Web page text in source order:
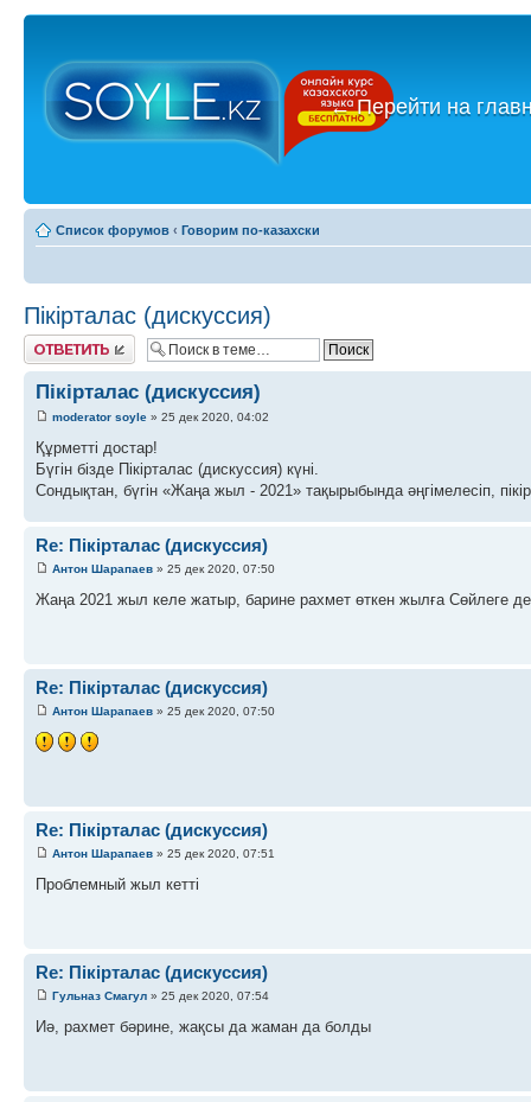
←Перейти на
Список форумов ‹ Говорим по-казахски
Пікірталас (дискуссия)
Ответить
Пікірталас (дискуссия)
moderator soyle » 25 дек 2020, 04:02
Құрметті достар!
Бүгін бізде Пікірталас (дискуссия) күні.
Сондықтан, бүгін «Жаңа жыл - 2021» тақырыбында әңгімелесіп,
Re: Пікірталас (дискуссия)
Антон Шарапаев » 25 дек 2020, 07:50
Жаңа 2021 жыл келе жатыр, барине рахмет өткен жылға Сөйлеге де
Re: Пікірталас (дискуссия)
Антон Шарапаев » 25 дек 2020, 07:50
Re: Пікірталас (дискуссия)
Антон Шарапаев » 25 дек 2020, 07:51
Проблемный жыл кетті
Re: Пікірталас (дискуссия)
Гульназ Смагул » 25 дек 2020, 07:54
Иә, рахмет бәрине, жақсы да жаман да болды